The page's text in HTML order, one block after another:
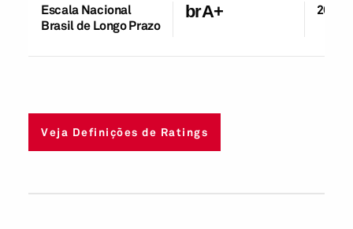
Escala Nacional
Brasil de Longo Prazo
brA+ 26-
Veja Definições de Ratings